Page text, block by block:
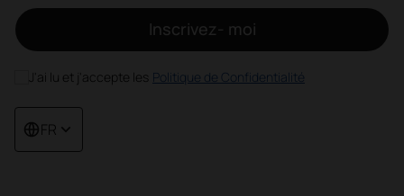
Inscrivez- moi
J'ai lu et j'accepte les Politique de Confidentialité
FR